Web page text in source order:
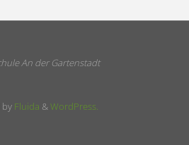
An der Gartenstadt
byFluida &WordPress.